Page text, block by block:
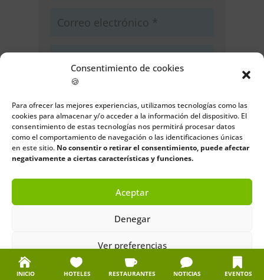
Consentimiento de cookies
🍪
Para ofrecer las mejores experiencias, utilizamos tecnologías como las
cookies para almacenar y/o acceder a la información del dispositivo. El
consentimiento de estas tecnologías nos permitirá procesar datos
como el comportamiento de navegación o las identificaciones únicas
en este sitio. No consentir o retirar el consentimiento, puede afectar
negativamente a ciertas características y funciones.
Aceptar
Denegar
Ver preferencias
Política de cookiesPolítica de privacidadAviso legal
INICIO HOTELES RESTAURANTES NOTICIAS EVENTOS
Guarda mi nombre, correo
electrónico y web en este navegador
para la próxima vez que comente.
Enviar comentario